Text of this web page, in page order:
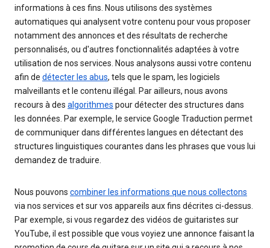
informations à ces fins. Nous utilisons des systèmes
automatiques qui analysent votre contenu pour vous proposer
notamment des annonces et des résultats de recherche
personnalisés, ou d'autres fonctionnalités adaptées à votre
utilisation de nos services. Nous analysons aussi votre contenu
afin de détecter les abus, tels que le spam, les logiciels
malveillants et le contenu illégal. Par ailleurs, nous avons
recours à des algorithmes pour détecter des structures dans
les données. Par exemple, le service Google Traduction permet
de communiquer dans différentes langues en détectant des
structures linguistiques courantes dans les phrases que vous lui
demandez de traduire.
Nous pouvons combiner les informations que nous collectons
via nos services et sur vos appareils aux fins décrites ci-dessus.
Par exemple, si vous regardez des vidéos de guitaristes sur
YouTube, il est possible que vous voyiez une annonce faisant la